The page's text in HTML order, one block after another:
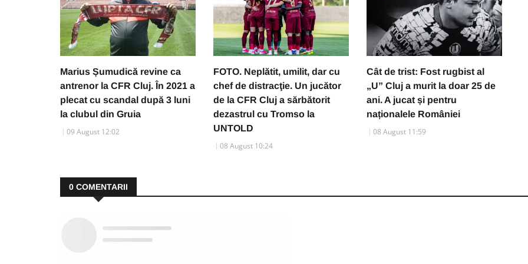
Marius Șumudică revine ca
antrenor la CFR Cluj. În 2021 a
plecat cu scandal după 3 luni
la clubul din Gruia
09 August 12:02
FOTO. Neplătit, umilit, dar cu
chef de distracţie. Un jucător
de la CFR Cluj a sărbătorit
dezastrul cu Tromso la
UNTOLD
08 August 10:24
Cât de trist: Fost rugbist al
„U” Cluj a murit la doar 25 de
ani. A jucat și pentru
naționalele României
08 August 11:59
0 COMENTARII